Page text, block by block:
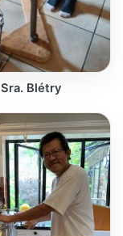
Sra. Blétry